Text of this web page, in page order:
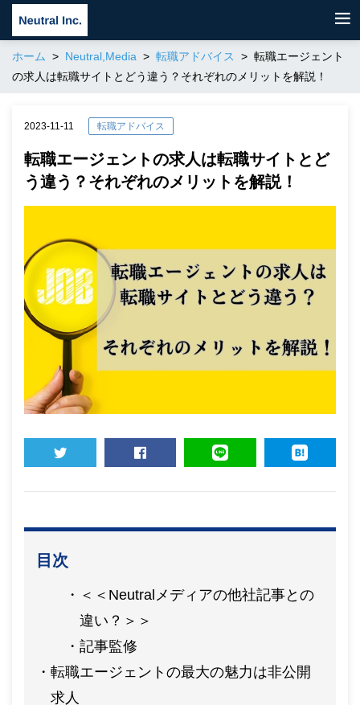
ホーム Neutral,Media 転職アドバイス
転職エージェント
の求人は転職サイトとどう違う？それぞれのメリットを解説！
2023-11-11 転職アドバイス
転職エージェントの求人は転職サイトとど
う違う？それぞれのメリットを解説！
目次
＜＜Neutralメディアの他社記事との
違い？＞＞
記事監修
転職エージェントの最大の魅力は非公開
求人